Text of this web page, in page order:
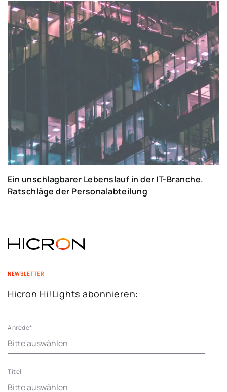
Ein unschlagbarer Lebenslauf in der IT-Branche.
Ratschläge der Personalabteilung
NEWSLETTER
Hicron Hi!Lights abonnieren:
Anrede*
Titel